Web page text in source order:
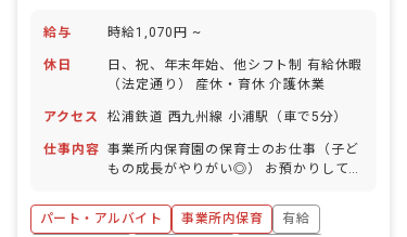
給与 時給1,070円 ~
休日
日、祝、年末年始、他シフト制 有給休暇
（法定通り） 産休・育休 介護休業
アクセス 松浦鉄道 西九州線 小浦駅（車で5分）
仕事内容 事業所内保育園の保育士のお仕事（子ど
もの成長がやりがい◎） お預かりしてい
す。 ・食事・睡眠・排泄・清潔・衣類の
着脱等 ・集団生活を通じた社会性の装着
パート・アルバイト 事業所内保育
有給